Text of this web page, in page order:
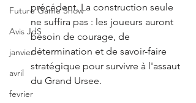
Future Game Show
Avis JdS
janvier
avril
fevrier
précédent. La construction seule
ne suffira pas : les joueurs auront
besoin de courage, de
détermination et de savoir-faire
stratégique pour survivre à l'assaut
du Grand Ursee.